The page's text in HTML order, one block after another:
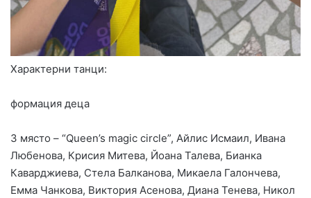
Характерни танци:
формация деца
3 място – “Queen’s magic circle”, Айлис Исмаил, Ивана
Любенова, Крисия Митева, Йоана Талева, Бианка
Каварджиева, Стела Балканова, Микаела Галончева,
Емма Чанкова, Виктория Асенова, Диана Тенева, Никол